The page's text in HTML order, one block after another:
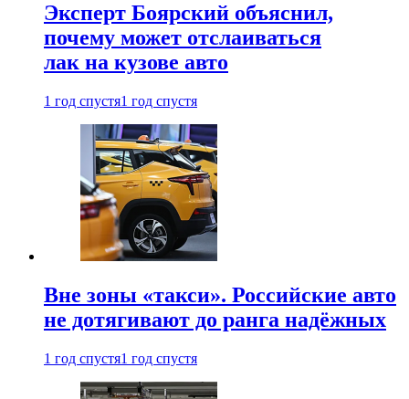
Эксперт Боярский объяснил,
почему может отслаиваться
лак на кузове авто
1 год спустя1 год спустя
Вне зоны «такси». Российские авто
не дотягивают до ранга надёжных
1 год спустя1 год спустя